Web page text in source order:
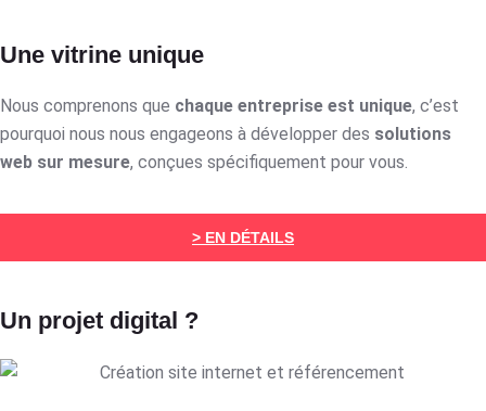
Une vitrine unique
Nous comprenons que chaque entreprise est unique, c’est
pourquoi nous nous engageons à développer des solutions
web sur mesure, conçues spécifiquement pour vous.
> EN DÉTAILS
Un projet digital ?